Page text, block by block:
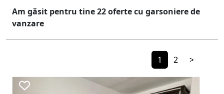
Am găsit pentru tine 22 oferte cu garsoniere de
vanzare
1 2 >